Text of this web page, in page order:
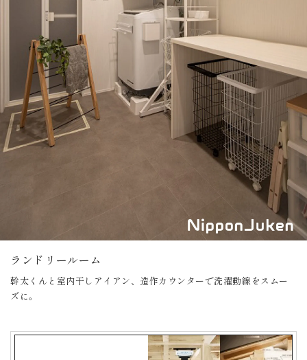
ランドリールーム
幹太くんと室内干しアイアン、造作カウンターで洗濯動線をスムー
ズに。